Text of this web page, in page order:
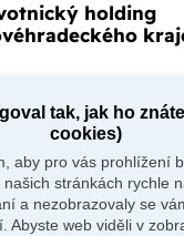
holding
Královéhradeckým
který je jediným
společnosti.
tak, jak ho
cookies)
aby pro vás prohlížení
stránkách rychle
a nezobrazovaly se
Abyste web viděli v